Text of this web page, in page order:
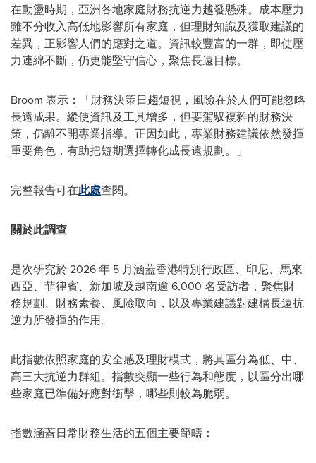
在動盪時期，亞洲各地家庭財務抗逆力越發懸殊。成本壓力
雖不分收入高低地影響所有家庭，但理財知識及獲取建議的
差異，正影響人們的應對之道。資訊較豐富的一群，即使壓
力連綿不斷，仍更能堅守信心，聚焦長遠目標。
Broom 表示：「財務決策日趨短視，風險在於人們可能忽略
長遠成果。縱使資訊及工具增多，但要駕馭複雜的財務決
策，仍離不開專業指導。正因如此，專業財務建議依然發揮
重要角色，有助把短期選擇轉化成長遠規劃。」
完整報告可在此處查閱。
關於此調查
是次研究於 2026 年 5 月涵蓋香港特別行政區、印尼、馬來
西亞、菲律賓、新加坡及越南逾 6,000 名受訪者，聚焦財
務規劃、財務素養、風險取向，以及專業建議對建構長遠抗
逆力所發揮的作用。
此指數依照家庭的安全感及理財模式，將其區分為低、中、
高三大抗逆力群組。指數突顯一些行為和態度，以區分出哪
些家庭已準備好應對衝擊，哪些則較為脆弱。
指數涵蓋日常財務生活的五個主要範疇：